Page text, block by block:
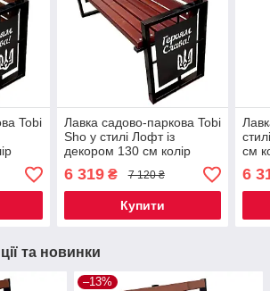
Tobi
Лавка садово-паркова Tobi
Sho у стилі Лофт із
декором 130 см колір
6 319₴ 7 120 ₴
Купити
см
6
та новинки
–13%